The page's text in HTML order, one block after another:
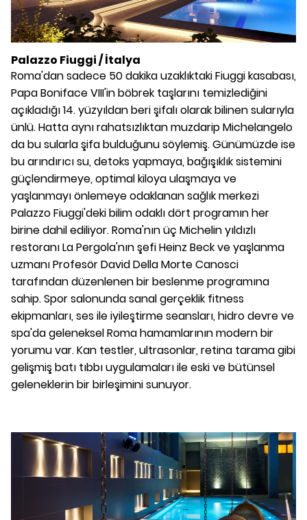
Palazzo Fiuggi / İtalya
Roma'dan sadece 50 dakika uzaklıktaki Fiuggi kasabası,
Papa Boniface VIII'in böbrek taşlarını temizlediğini
açıkladığı 14. yüzyıldan beri şifalı olarak bilinen sularıyla
ünlü. Hatta aynı rahatsızlıktan muzdarip Michelangelo
da bu sularla şifa bulduğunu söylemiş. Günümüzde ise
bu arındırıcı su, detoks yapmaya, bağışıklık sistemini
güçlendirmeye, optimal kiloya ulaşmaya ve
yaşlanmayı önlemeye odaklanan sağlık merkezi
Palazzo Fiuggi'deki bilim odaklı dört programın her
birine dahil ediliyor. Roma'nın üç Michelin yıldızlı
restoranı La Pergola'nın şefi Heinz Beck ve yaşlanma
uzmanı Profesör David Della Morte Canosci
tarafından düzenlenen bir beslenme programına
sahip. Spor salonunda sanal gerçeklik fitness
ekipmanları, ses ile iyileştirme seansları, hidro devre ve
spa'da geleneksel Roma hamamlarının modern bir
yorumu var. Kan testler, ultrasonlar, retina tarama gibi
gelişmiş batı tıbbı uygulamaları ile eski ve bütünsel
geleneklerin bir birleşimini sunuyor.